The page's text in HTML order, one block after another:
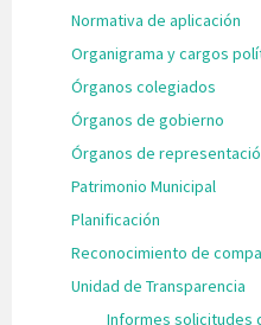
Normativa de aplicación
Organigrama y cargos
Órganos colegiados
Órganos de gobierno
Órganos de
Patrimonio Municipal
Planificación
Reconocimiento de
Unidad de Transparencia
Informes solicitudes